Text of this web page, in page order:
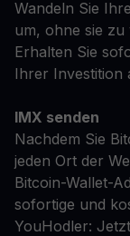
Wandeln Sie
um, ohne sie
Erhalten Sie
Ihrer Investition
IMX senden
Nachdem Sie
jeden Ort der
Bitcoin-Wallet-
sofortige und
YouHodler: